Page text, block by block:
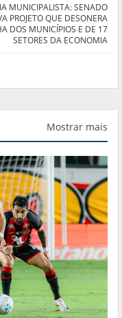
MUNICIPALISTA: SENADO
PROJETO QUE DESONERA
DOS MUNICÍPIOS E DE 17
SETORES DA ECONOMIA
Mostrar mais